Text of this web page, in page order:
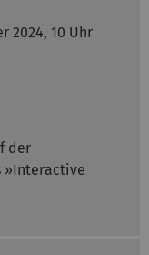
2024, 10 Uhr
der
»Interactive